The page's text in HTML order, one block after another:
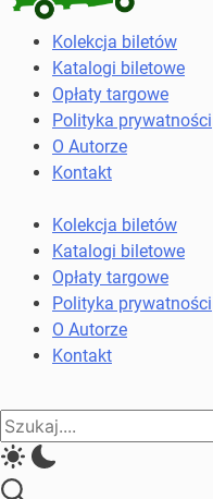
Kolekcja
biletów
komunikacji
miejskiej
kolejowych
Kolekcja biletów
Katalogi biletowe
Opłaty targowe
Polityka prywatności
O Autorze
Kontakt
Kolekcja biletów
Katalogi biletowe
Opłaty targowe
Polityka prywatności
O Autorze
Kontakt
Close
Search